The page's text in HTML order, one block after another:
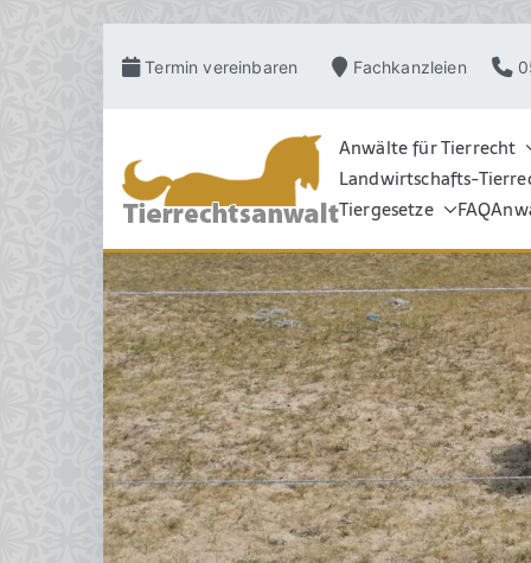
InhaltTermin vereinbaren Fachkanzleien
Pferderecht,
Grosstierrecht,
Schadensrecht,
Anwälte für Tierrecht
Landwirtschafts-
Tiergesetze
FAQ